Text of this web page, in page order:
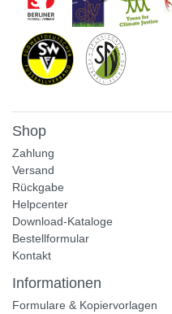
Shop
Zahlung
Versand
Rückgabe
Helpcenter
Download-Kataloge
Bestellformular
Kontakt
Informationen
Formulare & Kopiervorlagen